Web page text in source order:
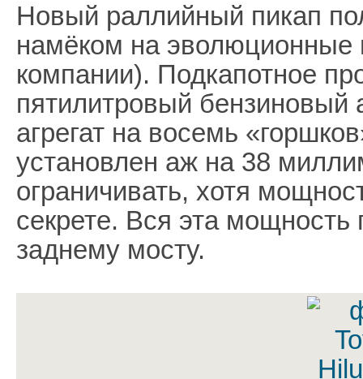
Новый раллийный пикап
намёком на
компании). Подкапотное
пятилитровый
агрегат на восемь
установлен аж на 38
ограничивать, хотя
секрете. Вся эта мощность
заднему мосту.